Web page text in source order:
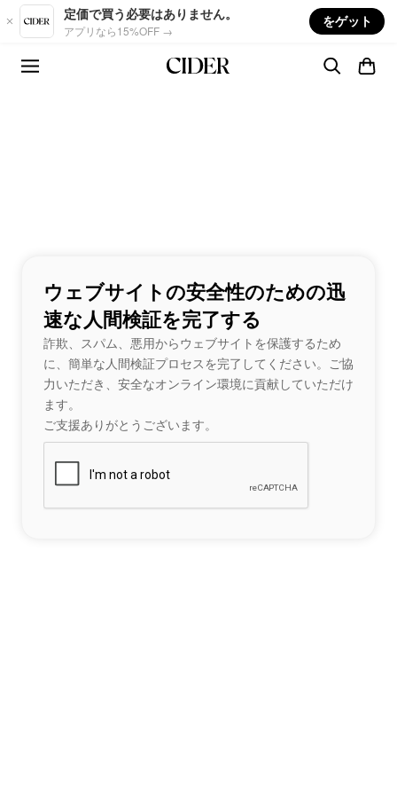
Skip to main content
定価で買う必要はありません。
アプリなら15%OFF →
をゲット
ウェブサイトの安全性のための迅
速な人間検証を完了する
詐欺、スパム、悪用からウェブサイトを保護するため
に、簡単な人間検証プロセスを完了してください。ご協
力いただき、安全なオンライン環境に貢献していただけ
ます。
ご支援ありがとうございます。